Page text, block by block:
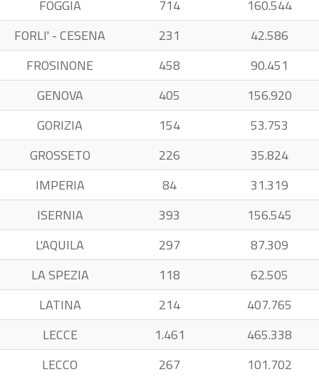
FOGGIA 714
160.544
FORLI' - CESENA
231
42.586
FROSINONE
458
90.451
GENOVA
405
156.920
GORIZIA
154
53.753
GROSSETO
226
35.824
IMPERIA
84
31.319
ISERNIA
393
156.545
L'AQUILA
297
87.309
LA SPEZIA
118
62.505
LATINA
214
407.765
LECCE
1.461
465.338
LECCO
267
101.702